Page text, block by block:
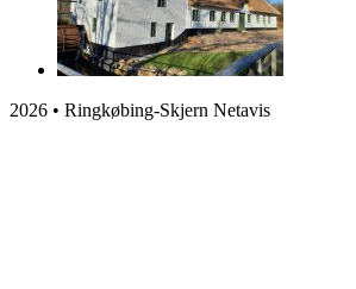
2026 • Ringkøbing-Skjern Netavis